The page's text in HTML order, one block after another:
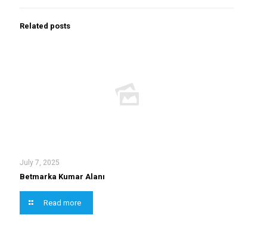
Related posts
July 7, 2025
Betmarka Kumar Alanı
Read more